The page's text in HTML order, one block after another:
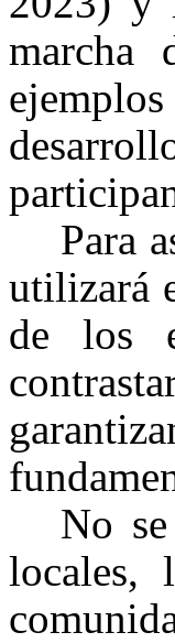
marcha
Para
utilizará
de los
No
locales,